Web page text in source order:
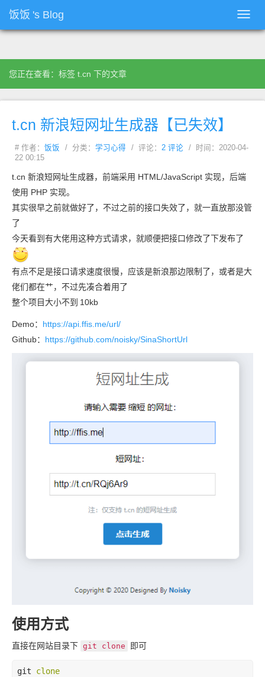
饭饭 's Blog
您正在查看：标签 t.cn 下的文章
t.cn 新浪短网址生成器【已失效】
# 作者： 饭饭 / 分类： 学习心得 / 评论： 2 评论
/ 时间：2020-04-
22 00:15
t.cn 新浪短网址生成器，前端采用 HTML/JavaScript 实现，后端
使用 PHP 实现。
其实很早之前就做好了，不过之前的接口失效了，就一直放那没管
了
今天看到有大佬用这种方式请求，就顺便把接口修改了下发布了
有点不足是接口请求速度很慢，应该是新浪那边限制了，或者是大
佬们都在艹，不过先凑合着用了
整个项目大小不到 10kb
Demo： https://api.ffis.me/url/
Github： https://github.com/noisky/SinaShortUrl
使用方式
直接在网站目录下 git clone 即可
git clone